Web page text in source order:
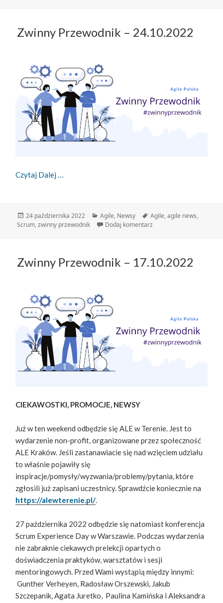
Zwinny Przewodnik – 24.10.2022
Czytaj Dalej
Data
publikacji
24 października 2022 Kategorie
Agile, Newsy Tagi
Agile,agile news,
Scrum,zwinny przewodnik Dodaj komentarz
Zwinny Przewodnik – 17.10.2022
CIEKAWOSTKI, PROMOCJE, NEWSY
Już w ten weekend odbędzie się ALE w Terenie. Jest to
wydarzenie non-profit, organizowane przez społeczność
ALE Kraków. Jeśli zastanawiacie się nad wzięciem udziału
to właśnie pojawiły się
inspiracje/pomysły/wyzwania/problemy/pytania, które
zgłosili już zapisani uczestnicy. Sprawdźcie koniecznie na
https://alewterenie.pl/.
27 października 2022 odbędzie się natomiast konferencja
Scrum Experience Day w Warszawie. Podczas wydarzenia
nie zabraknie ciekawych prelekcji opartych o
doświadczenia praktyków, warsztatów i sesji
mentoringowych. Przed Wami wystąpią między innymi:
Gunther Verheyen, Radosław Orszewski, Jakub
Szczepanik, Agata Juretko, Paulina Kamińska i Aleksandra